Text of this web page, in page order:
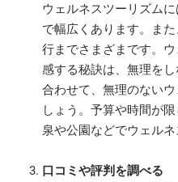
ウェルネスツーリズム
で幅広くあります。ま
行までさまざまです。
感する秘訣は、無理を
合わせて、無理のない
しょう。予算や時間が
泉や公園などでウェル
口コミや評判を調べる